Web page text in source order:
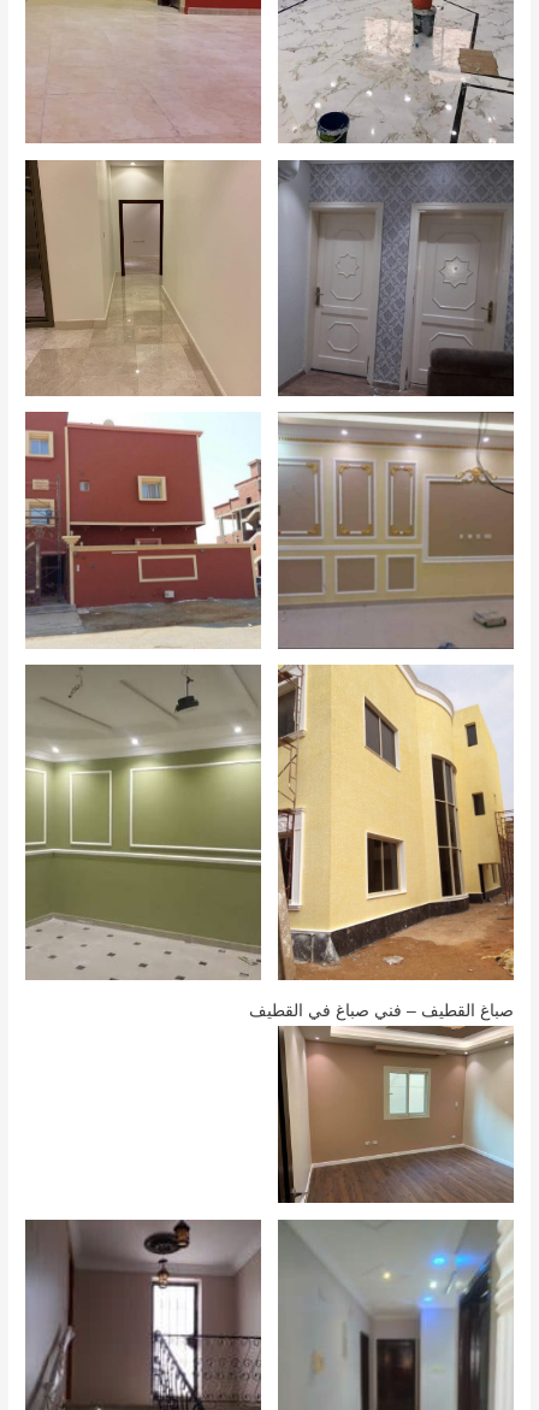
صباغ القطيف – فني صباغ في القطيف